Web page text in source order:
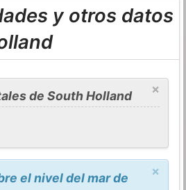
y otros datos
×
de South Holland
×
el nivel del mar de